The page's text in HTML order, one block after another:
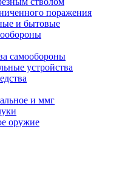
поражения
и бытовые
самообороны
устройства
и ммг
оружие